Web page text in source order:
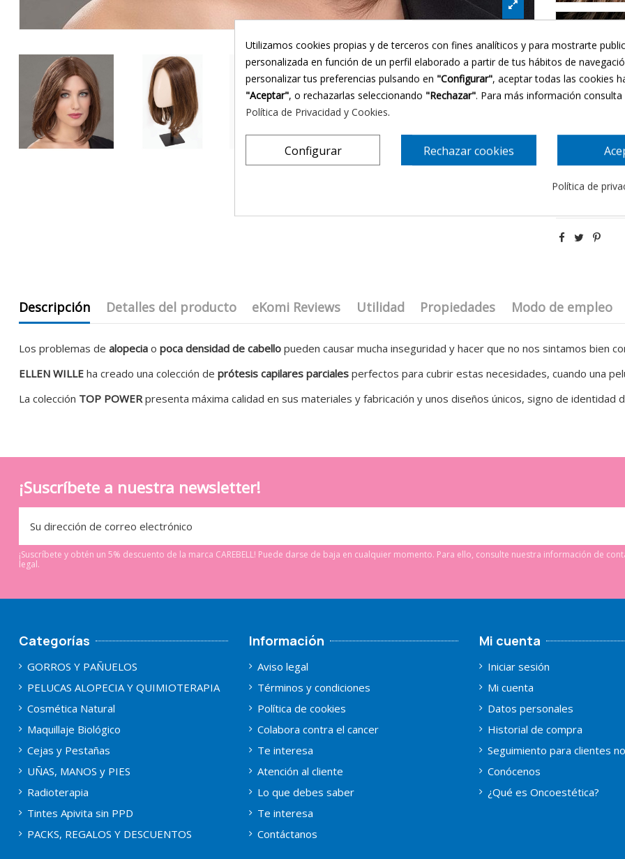
Descripción Detalles del producto eKomi Reviews Utilidad Propiedades Modo de empleo
Los problemas de alopecia o poca densidad de cabello pueden causar mucha inseguridad y hacer que no nos sintamos bien
ELLEN WILLE ha creado una colección de prótesis capilares parciales perfectos para cubrir estas necesidades, cuando una
La colección TOP POWER presenta máxima calidad en sus materiales y fabricación y unos diseños únicos, signo de identidad
¡Suscríbete a nuestra newsletter!
¡Suscríbete y obtén un 5% descuento de la marca CAREBELL! Puede darse de baja en cualquier momento. Para ello, consulte nuestra información de
legal.
Categorías
GORROS Y PAÑUELOS
PELUCAS ALOPECIA Y QUIMIOTERAPIA
Cosmética Natural
Maquillaje Biológico
Cejas y Pestañas
UÑAS, MANOS y PIES
Radioterapia
Tintes Apivita sin PPD
PACKS, REGALOS Y DESCUENTOS
Información
Aviso legal
Términos y condiciones
Política de cookies
Colabora contra el cancer
Te interesa
Atención al cliente
Lo que debes saber
Te interesa
Contáctanos
Mi cuenta
Iniciar sesión
Mi cuenta
Datos personales
Historial de compra
Seguimiento para clientes
Conócenos
¿Qué es Oncoestética?
Utilizamos cookies propias y de terceros con fines analíticos y para mostrarte
personalizada en función de un perfil elaborado a partir de tus hábitos de
personalizar tus preferencias pulsando en "Configurar", aceptar todas las cookies
"Aceptar", o rechazarlas seleccionando "Rechazar". Para más información consulta
Política de Privacidad y Cookies.
Rechazar cookies
Configurar
Política de